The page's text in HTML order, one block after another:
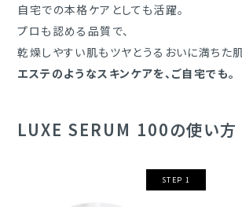
自宅での本格ケアとしても活躍。
プロも認める品質で、
乾燥しやすい肌もツヤとうるおいに満ちた肌
エステのようなスキンケアを、ご自宅でも。
LUXE SERUM 100の使い方
STEP 1